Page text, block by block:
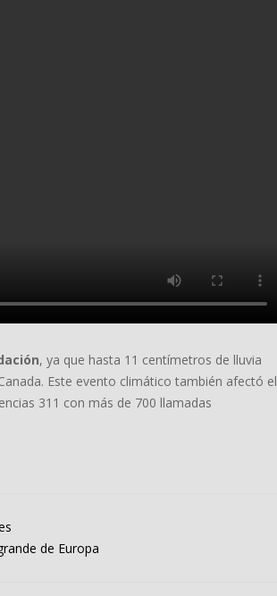
, ya que hasta 11 centímetros de lluvia
Este evento climático también afectó el
311 con más de 700 llamadas
de Europa